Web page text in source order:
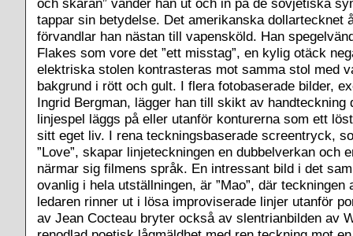
och skäran” vänder han ut och in på de sovjetiska
tappar sin betydelse. Det amerikanska dollartecknet
förvandlar han nästan till vapensköld. Han
Flakes som vore det ”ett misstag”, en kylig otäck
elektriska stolen kontrasteras mot samma stol med
bakgrund i rött och gult. I flera fotobaserade bilder,
Ingrid Bergman, lägger han till skikt av handteckning
linjespel läggs på eller utanför konturerna som ett
sitt eget liv. I rena teckningsbaserade screentryck,
”Love”, skapar linjeteckningen en dubbelverkan och
närmar sig filmens språk. En intressant bild i det
ovanlig i hela utställningen, är ”Mao”, där teckningen
ledaren rinner ut i lösa improviserade linjer utanför
av Jean Cocteau bryter också av slentrianbilden av